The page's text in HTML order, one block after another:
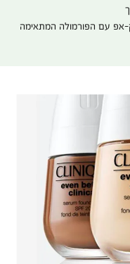
עם הפורמולה המתאימה